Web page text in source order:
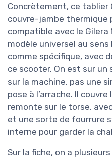
Concrètement, ce tablier
couvre-jambe thermique
compatible avec le Gilera
modèle universel au
comme spécifique, avec
ce scooter. On est sur un
sur la machine, pas une
pose à l’arrache. Il
remonte sur le torse,
et une sorte de fourrure
interne pour garder la
Sur la fiche, on a